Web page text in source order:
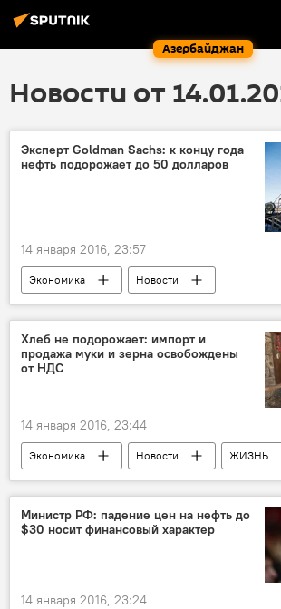
Азербайджан
Новости от
Эксперт Goldman Sachs: к концу года
нефть подорожает до 50 долларов
14 января 2016, 23:57
Экономика
Новости
Новости мира
Хлеб не подорожает: импорт и
продажа муки и зерна освобождены
от НДС
14 января 2016, 23:44
Экономика Новости
ЖИЗНЬ
Министерство экономики и промышленности АР
Цены на хлеб
Министр РФ: падение цен на нефть до
$30 носит финансовый характер
14 января 2016, 23:24